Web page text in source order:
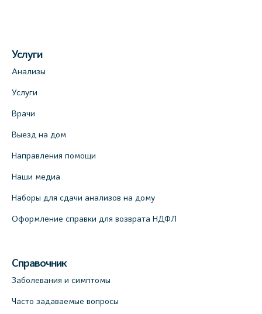
Услуги
Анализы
Услуги
Врачи
Выезд на дом
Направления помощи
Наши медиа
Наборы для сдачи анализов на дому
Оформление справки для возврата НДФЛ
Справочник
Заболевания и симптомы
Часто задаваемые вопросы